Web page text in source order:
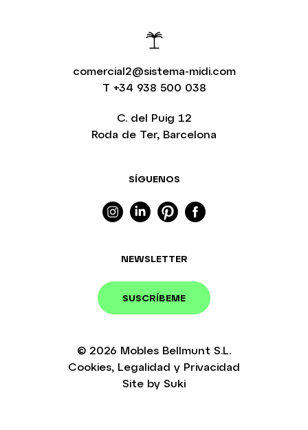
comercial2@sistema-midi.com
T +34 938 500 038
SÍGUENOS
NEWSLETTER
SUSCRÍBEME
C. del Puig 12
Roda de Ter, Barcelona
© 2026 Mobles Bellmunt S.L.
Cookies Legalidad y Privacidad
Site by Suki